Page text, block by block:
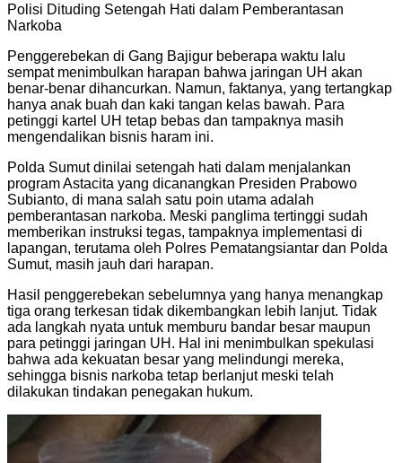
Polisi Dituding Setengah Hati dalam Pemberantasan
Narkoba
Penggerebekan di Gang Bajigur beberapa waktu lalu
sempat menimbulkan harapan bahwa jaringan UH akan
benar-benar dihancurkan. Namun, faktanya, yang tertangkap
hanya anak buah dan kaki tangan kelas bawah. Para
petinggi kartel UH tetap bebas dan tampaknya masih
mengendalikan bisnis haram ini.
Polda Sumut dinilai setengah hati dalam menjalankan
program Astacita yang dicanangkan Presiden Prabowo
Subianto, di mana salah satu poin utama adalah
pemberantasan narkoba. Meski panglima tertinggi sudah
memberikan instruksi tegas, tampaknya implementasi di
lapangan, terutama oleh Polres Pematangsiantar dan Polda
Sumut, masih jauh dari harapan.
Hasil penggerebekan sebelumnya yang hanya menangkap
tiga orang terkesan tidak dikembangkan lebih lanjut. Tidak
ada langkah nyata untuk memburu bandar besar maupun
para petinggi jaringan UH. Hal ini menimbulkan spekulasi
bahwa ada kekuatan besar yang melindungi mereka,
sehingga bisnis narkoba tetap berlanjut meski telah
dilakukan tindakan penegakan hukum.